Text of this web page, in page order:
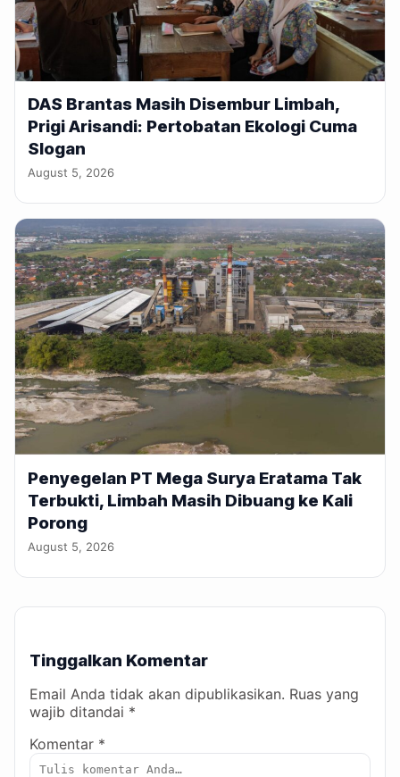
DAS Brantas Masih Disembur Limbah,
Prigi Arisandi: Pertobatan Ekologi Cuma
Slogan
August 5, 2026
Penyegelan PT Mega Surya Eratama Tak
Terbukti, Limbah Masih Dibuang ke Kali
Porong
August 5, 2026
Tinggalkan Komentar
Email Anda tidak akan dipublikasikan. Ruas yang
wajib ditandai *
Komentar *